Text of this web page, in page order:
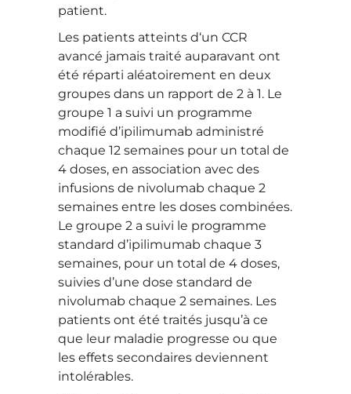
patient.
Les patients atteints d‘un CCR
avancé jamais traité auparavant ont
été réparti aléatoirement en deux
groupes dans un rapport de 2 à 1. Le
groupe 1 a suivi un programme
modifié d’ipilimumab administré
chaque 12 semaines pour un total de
4 doses, en association avec des
infusions de nivolumab chaque 2
semaines entre les doses combinées.
Le groupe 2 a suivi le programme
standard d’ipilimumab chaque 3
semaines, pour un total de 4 doses,
suivies d’une dose standard de
nivolumab chaque 2 semaines. Les
patients ont été traités jusqu’à ce
que leur maladie progresse ou que
les effets secondaires deviennent
intolérables.